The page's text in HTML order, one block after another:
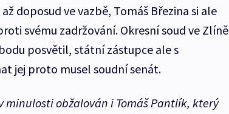
doposud ve vazbě, Tomáš Březina si ale
svému zadržování. Okresní soud ve Zlíně
posvětil, státní zástupce ale s
jej proto musel soudní senát.
minulosti obžalován i Tomáš Pantlík, který